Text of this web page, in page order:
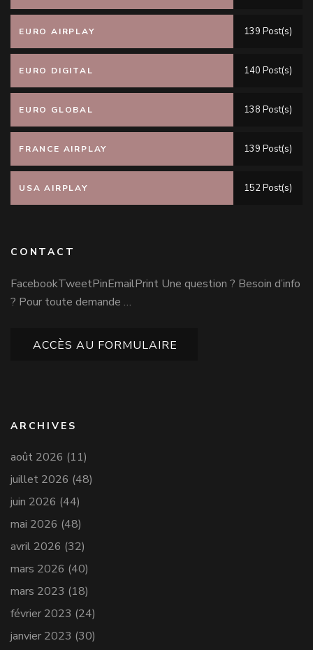
EURO AIRPLAY 139 Post(s)
EURO DIGITAL 140 Post(s)
EURO GLOBAL 138 Post(s)
FRANCE AIRPLAY 139 Post(s)
USA AIRPLAY 152 Post(s)
CONTACT
FacebookTweetPinEmailPrint Une question ? Besoin d’info
? Pour toute demande …
ACCÈS AU FORMULAIRE
ARCHIVES
août 2026 (11)
juillet 2026 (48)
juin 2026 (44)
mai 2026 (48)
avril 2026 (32)
mars 2026 (40)
mars 2023 (18)
février 2023 (24)
janvier 2023 (30)